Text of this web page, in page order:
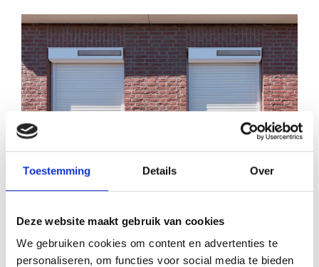
Toestemming Details Over
Deze website maakt gebruik van cookies
We gebruiken cookies om content en advertenties te
personaliseren, om functies voor social media te bieden
Wanneer je kiest voor rolluiken bij Erpé Zonwering,
kies je voor meer dan alleen een product. Onze